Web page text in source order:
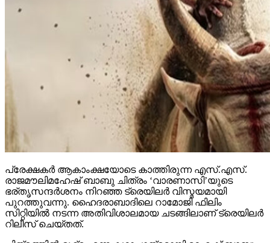
പ്രേക്ഷകര്‍ ആകാംക്ഷയോടെ കാത്തിരുന്ന എസ്.എസ്.
രാജമൗലിമഹേഷ് ബാബു ചിത്രം ‘വാരണാസി’യുടെ
ഭര്തൃസന്ദര്‍ശനം നിറഞ്ഞ ട്രെയിലര്‍ വിസ്മയമായി
പുറത്തുവന്നു. ഹൈദരാബാദിലെ റാമോജി ഫിലിം
സിറ്റിയില്‍ നടന്ന അതിവിശാലമായ ചടങ്ങിലാണ് ട്രെയിലര്‍
റിലീസ് ചെയ്തത്.